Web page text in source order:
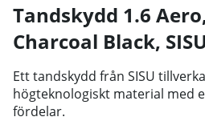
Tandskydd 1.6
Charcoal Black,
Ett tandskydd från SISU
högteknologiskt material med
fördelar.